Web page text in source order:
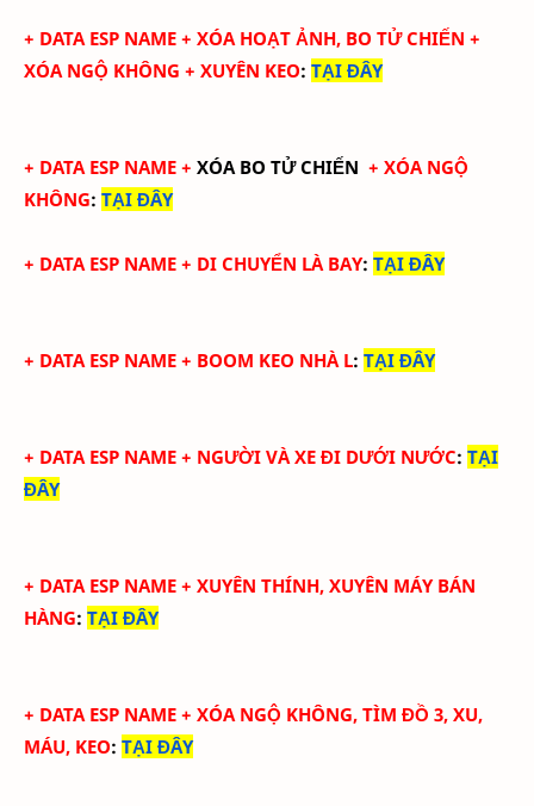
+ DATA ESP NAME + XÓA HOẠT ẢNH, BO TỬ CHIẾN +
XÓA NGỘ KHÔNG + XUYÊN KEO: TẠI ĐÂY
+ DATA ESP NAME + XÓA BO TỬ CHIẾN + XÓA NGỘ
KHÔNG: TẠI ĐÂY
+ DATA ESP NAME + DI CHUYỂN LÀ BAY: TẠI ĐÂY
+ DATA ESP NAME + BOOM KEO NHÀ L: TẠI ĐÂY
+ DATA ESP NAME + NGƯỜI VÀ XE ĐI DƯỚI NƯỚC: TẠI
ĐÂY
+ DATA ESP NAME + XUYÊN THÍNH, XUYÊN MÁY BÁN
HÀNG: TẠI ĐÂY
+ DATA ESP NAME + XÓA NGỘ KHÔNG, TÌM ĐỒ 3, XU,
MÁU, KEO: TẠI ĐÂY